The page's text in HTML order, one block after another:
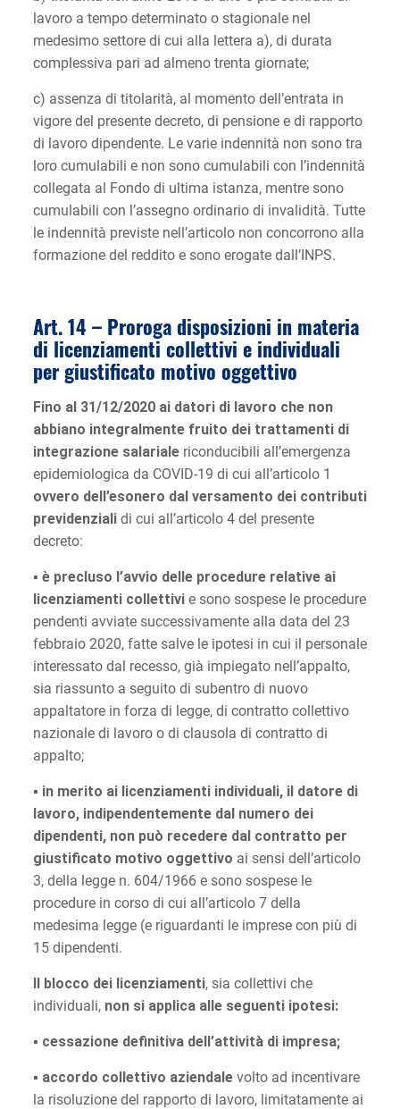
lavoro a tempo determinato o stagionale nel
medesimo settore di cui alla lettera a), di durata
complessiva pari ad almeno trenta giornate;
c) assenza di titolarità, al momento dell’entrata in
vigore del presente decreto, di pensione e di rapporto
di lavoro dipendente. Le varie indennità non sono tra
loro cumulabili e non sono cumulabili con l’indennità
collegata al Fondo di ultima istanza, mentre sono
cumulabili con l’assegno ordinario di invalidità. Tutte
le indennità previste nell’articolo non concorrono alla
formazione del reddito e sono erogate dall’INPS.
Art. 14 – Proroga disposizioni in materia
di licenziamenti collettivi e individuali
per giustificato motivo oggettivo
Fino al 31/12/2020 ai datori di lavoro che non
abbiano integralmente fruito dei trattamenti di
integrazione salarialericonducibili all’emergenza
epidemiologica da COVID-19 di cui all’articolo 1
ovvero dell’esonero dal versamento dei contributi
previdenzialidi cui all’articolo 4 del presente
decreto:
▪ è precluso l’avvio delle procedure relative ai
licenziamenti collettivie sono sospese le procedure
pendenti avviate successivamente alla data del 23
febbraio 2020, fatte salve le ipotesi in cui il personale
interessato dal recesso, già impiegato nell’appalto,
sia riassunto a seguito di subentro di nuovo
appaltatore in forza di legge, di contratto collettivo
nazionale di lavoro o di clausola di contratto di
appalto;
▪ in merito ai licenziamenti individuali, il datore di
lavoro, indipendentemente dal numero dei
dipendenti, non può recedere dal contratto per
giustificato motivo oggettivo ai sensi dell’articolo
3, della legge n. 604/1966 e sono sospese le
procedure in corso di cui all’articolo 7 della
medesima legge (e riguardanti le imprese con più di
15 dipendenti.
Il blocco dei licenziamenti, sia collettivi che
individuali, non si applica alle seguenti ipotesi:
▪ cessazione definitiva dell’attività di impresa;
▪ accordo collettivo aziendalevolto ad incentivare
la risoluzione del rapporto di lavoro, limitatamente ai